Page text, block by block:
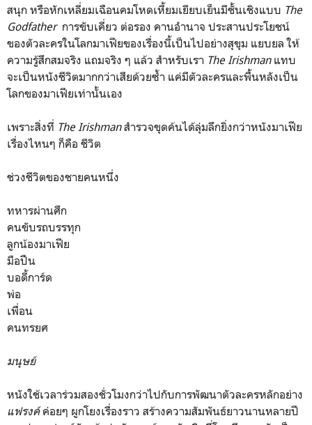
สนุก หรือหักเหลี่ยมเฉือนคมโหดเหี้ยมเยียบเย็นมีชั้นเชิงแบบ The
Godfatherการขับเคี่ยว ต่อรอง คานอำนาจ ประสานประโยชน์
ของตัวละครในโลกมาเฟียของเรื่องนี้เป็นไปอย่างสุขุม แยบยล ให้
ความรู้สึกสมจริง แถมจริง ๆ แล้ว สำหรับเรา The Irishmanแทบ
จะเป็นหนังชีวิตมากกว่าเสียด้วยซ้ำ แค่มีตัวละครและพื้นหลังเป็น
โลกของมาเฟียเท่านั้นเอง
เพราะสิ่งที่ The Irishmanสำรวจขุดค้นได้ลุ่มลึกยิ่งกว่าหนังมาเฟีย
เรื่องไหนๆ ก็คือ ชีวิต
ช่วงชีวิตของชายคนหนึ่ง
ทหารผ่านศึก
คนขับรถบรรทุก
ลูกน้องมาเฟีย
มือปืน
บอดี้การ์ด
พ่อ
เพื่อน
คนทรยศ
มนุษย์
หนังใช้เวลาร่วมสองชั่วโมงกว่าไปกับการพัฒนาตัวละครหลักอย่าง
แฟรงค์ค่อยๆ ผูกโยงเรื่องราว สร้างความสัมพันธ์ยาวนานหลายปี